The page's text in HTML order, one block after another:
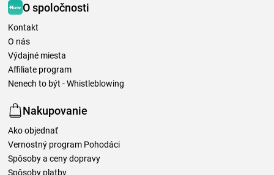
O spoločnosti
Kontakt
O nás
Výdajné miesta
Affiliate program
Nenech to být - Whistleblowing
Nakupovanie
Ako objednať
Vernostný program Pohodáci
Spôsoby a ceny dopravy
Spôsoby platby